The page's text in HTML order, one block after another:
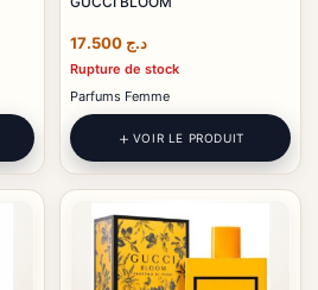
د.ج
Rupture de stock
Parfums Femme
VOIR LE PRODUIT